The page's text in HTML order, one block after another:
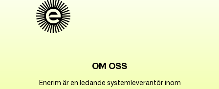
OM OSS
Enerim är en ledande systemleverantör inom